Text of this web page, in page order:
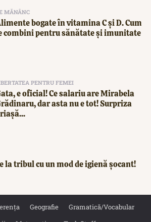
MĂNÂNC
bogate în vitamina C și D. Cum
combini pentru sănătate și imunitate
PENTRU FEMEI
e oficial! Ce salariu are Mirabela
dar asta nu e tot! Surpriza
la tribul cu un mod de igienă șocant!
Geografie
Gramatică/Vocabular